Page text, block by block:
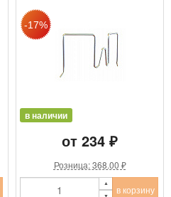
в наличии
от 234 ₽
Розница: 368.00 ₽
в корзину